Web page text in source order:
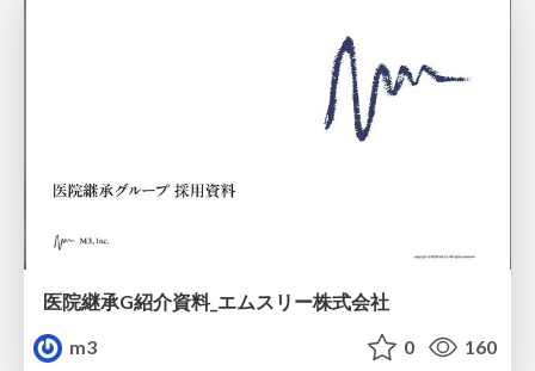
医院継承G紹介資料_エムスリー株式会社
m3
0 160